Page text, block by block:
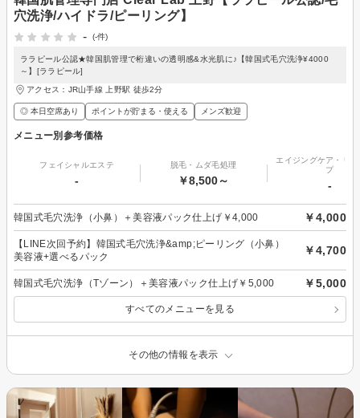
穴洗浄/ハイドラ/ピーリング】
-
(-件)
ララピール公認★韓国肌管理で桁違いの透明感&水光肌に♪【韓国式毛穴洗浄¥4000
～】[ララピール]
アクセス：JR山手線 上野駅 徒歩2分
◎ 本日空席あり ポイントが貯まる・使える メンズ歓迎
メニュー別参考価格
フェイシャルエステ
-
脱毛・ムダ毛処理
￥8,500～
エイジングケア・リ
プ
-
韓国式毛穴洗浄（小鼻）＋美容液パック仕上げ￥4,000 ￥4,000
【LINE次回予約】韓国式毛穴洗浄&amp;ピーリング（小鼻）
美容液+選べるパック
￥4,700
韓国式毛穴洗浄（Tゾーン）＋美容液パック仕上げ￥5,000 ￥5,000
すべてのメニューを見る
その他の情報を表示